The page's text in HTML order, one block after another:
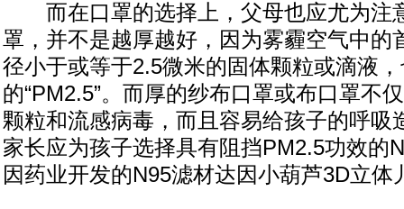
而在口罩的选择上，父母也应尤为注
罩，并不是越厚越好，因为雾霾空气中的
径小于或等于2.5微米的固体颗粒或滴液
的“PM2.5”。而厚的纱布口罩或布口罩不
颗粒和流感病毒，而且容易给孩子的呼吸
家长应为孩子选择具有阻挡PM2.5功效的
因药业开发的N95滤材达因小葫芦3D立体